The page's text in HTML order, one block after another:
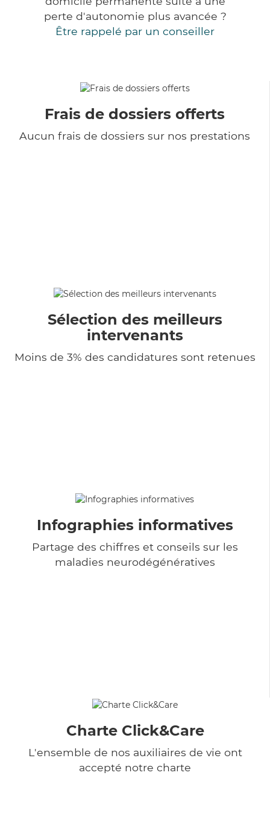
perte d'autonomie plus avancée ?
Être rappelé par un conseiller
Frais de dossiers offerts
Aucun frais de dossiers sur nos prestations
Sélection des meilleurs
intervenants
Moins de 3% des candidatures sont retenues
Infographies informatives
Partage des chiffres et conseils sur les
maladies neurodégénératives
Charte Click&Care
L'ensemble de nos auxiliaires de vie ont
accepté notre charte